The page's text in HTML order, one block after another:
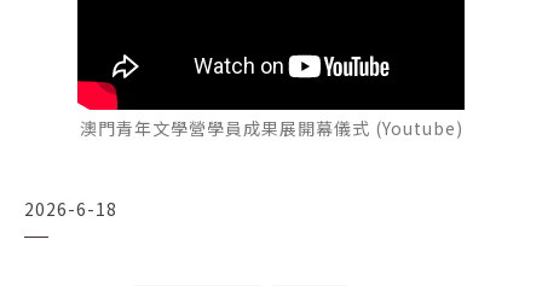
澳門青年文學營學員成果展開幕儀式 (Youtube)
2026-6-18